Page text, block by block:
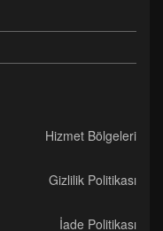
Hizmet Bölgeleri
Gizlilik Politikası
İade Politikası